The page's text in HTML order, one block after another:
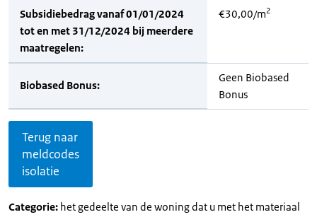
Subsidiebedrag vanaf 01/01/2024
tot en met 31/12/2024 bij meerdere
maatregelen:
€30,00/m2
Biobased Bonus:
Geen Biobased
Bonus
Terug naar
meldcodes
isolatie
Categorie: het gedeelte van de woning dat u met het materiaal